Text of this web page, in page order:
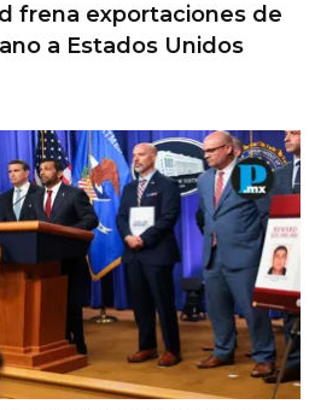
frena exportaciones de
a Estados Unidos